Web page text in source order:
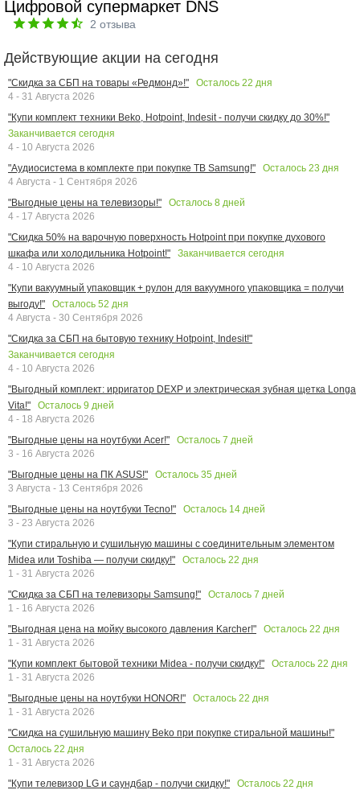
Цифровой супермаркет DNS
2 отзыва
Действующие акции на сегодня
"Скидка за СБП на товары «Редмонд»!" Осталось 22 дня
4 - 31 Августа 2026
"Купи комплект техники Beko, Hotpoint, Indesit - получи скидку до 30%!"
Заканчивается сегодня
4 - 10 Августа 2026
"Аудиосистема в комплекте при покупке ТВ Samsung!"
Осталось 23 дня
4 Августа - 1 Сентября 2026
"Выгодные цены на телевизоры!"
Осталось 8 дней
4 - 17 Августа 2026
"Скидка 50% на варочную поверхность Hotpoint при покупке духового
шкафа или холодильника Hotpoint!"
Заканчивается сегодня
4 - 10 Августа 2026
"Купи вакуумный упаковщик + рулон для вакуумного упаковщика = получи
выгоду!"
Осталось 52 дня
4 Августа - 30 Сентября 2026
"Скидка за СБП на бытовую технику Hotpoint, Indesit!"
Заканчивается сегодня
4 - 10 Августа 2026
"Выгодный комплект: ирригатор DEXP и электрическая зубная щетка Longa
Vita!"
Осталось 9 дней
4 - 18 Августа 2026
"Выгодные цены на ноутбуки Acer!"
Осталось 7 дней
3 - 16 Августа 2026
"Выгодные цены на ПК ASUS!"
Осталось 35 дней
3 Августа - 13 Сентября 2026
"Выгодные цены на ноутбуки Tecno!"
Осталось 14 дней
3 - 23 Августа 2026
"Купи стиральную и сушильную машины с соединительным элементом
Midea или Toshiba — получи скидку!"
Осталось 22 дня
1 - 31 Августа 2026
"Скидка за СБП на телевизоры Samsung!"
Осталось 7 дней
1 - 16 Августа 2026
"Выгодная цена на мойку высокого давления Karcher!"
Осталось 22 дня
1 - 31 Августа 2026
"Купи комплект бытовой техники Midea - получи скидку!"
Осталось 22 дня
1 - 31 Августа 2026
"Выгодные цены на ноутбуки HONOR!"
Осталось 22 дня
1 - 31 Августа 2026
"Скидка на сушильную машину Beko при покупке стиральной машины!"
Осталось 22 дня
1 - 31 Августа 2026
"Купи телевизор LG и саундбар - получи скидку!"
Осталось 22 дня